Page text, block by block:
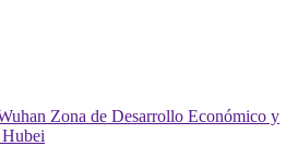
Zona de Desarrollo Económico y